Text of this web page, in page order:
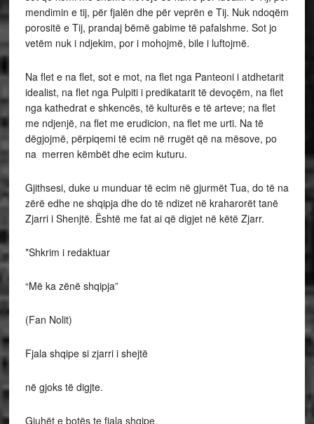
mendimin e tij, për fjalën dhe për veprën e Tij. Nuk ndoqëm
porositë e Tij, prandaj bëmë gabime të pafalshme. Sot jo
vetëm nuk i ndjekim, por i mohojmë, bile i luftojmë.
Na flet e na flet, sot e mot, na flet nga Panteoni i atdhetarit
idealist, na flet nga Pulpiti i predikatarit të devoçëm, na flet
nga kathedrat e shkencës, të kulturës e të arteve; na flet
me ndjenjë, na flet me erudicion, na flet me urti. Na të
dëgjojmë, përpiqemi të ecim në rrugët që na mësove, po
na merren këmbët dhe ecim kuturu.
Gjithsesi, duke u munduar të ecim në gjurmët Tua, do të na
zërë edhe ne shqipja dhe do të ndizet në kraharorët tanë
Zjarri i Shenjtë. Është me fat ai që digjet në këtë Zjarr.
*Shkrim i redaktuar
“Më ka zënë shqipja”
(Fan Nolit)
Fjala shqipe si zjarri i shejtë
në gjoks të digjte.
Gjuhët e botës te fjala shqipe.